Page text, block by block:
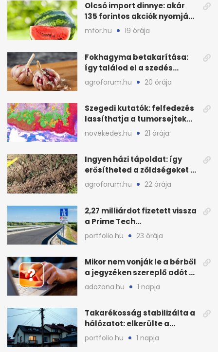
Olcsó import dinnye: akár
135 forintos akciók nyomják
le a piacot
mfor.hu 19 órája
Fokhagyma betakarítása:
így találod el a szedés
legjobb időpontját
agroforum.hu 20 órája
Szegedi kutatók: felfedezés
lassíthatja a tumorsejtek
terjedését
novekedes.hu 21 órája
Ingyen házi tápoldat: így
erősítheted a zöldségeket a
hőhullám után
agroforum.hu 22 órája
2,27 milliárdot fizetett vissza
a Prime Tech
Magántőkealap az
államnak
portfolio.hu 23 órája
Mikor nem vonják le a bérből
a jegyzéken szereplő adót és
járulékot?
adozona.hu 1 napja
Takarékosság stabilizálta a
hálózatot: elkerülte a
sötétséget Magyarország
portfolio.hu 1 napja